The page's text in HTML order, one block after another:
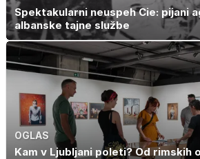
Spektakularni neuspeh Cie: pijani
albanske tajne službe
OGLAS
Kam v Ljubljani poleti? Od rimskih